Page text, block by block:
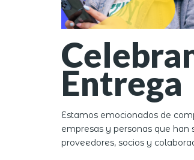
Entrega
Estamos emocionados de
empresas y personas que han
proveedores, socios y